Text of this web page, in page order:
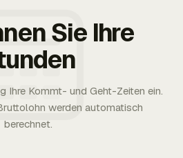
Sie Ihre
Ihre Kommt- und Geht-Zeiten ein.
werden automatisch
berechnet.